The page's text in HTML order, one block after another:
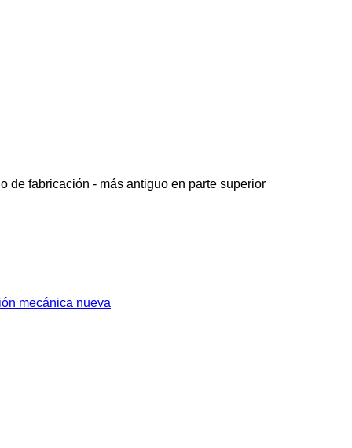
de fabricación - más antiguo en parte superior
mecánica nueva